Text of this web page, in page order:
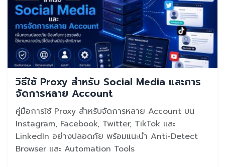
วิธีใช้ Proxy สำหรับ Social Media และการ
จัดการหลาย Account
คู่มือการใช้ Proxy สำหรับจัดการหลาย Account บน
Instagram, Facebook, Twitter, TikTok และ
LinkedIn อย่างปลอดภัย พร้อมแนะนำ Anti-Detect
Browser และ Automation Tools